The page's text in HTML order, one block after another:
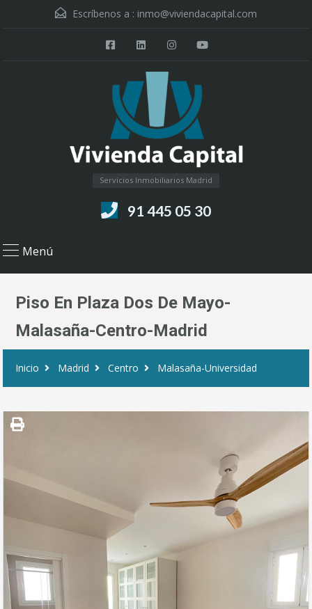
Escríbenos a : inmo@viviendacapital.com
Servicios Inmobiliarios Madrid
91 445 05 30
Menú
Piso En Plaza Dos De Mayo-
Malasaña-Centro-Madrid
Inicio Madrid Centro Malasaña-Universidad